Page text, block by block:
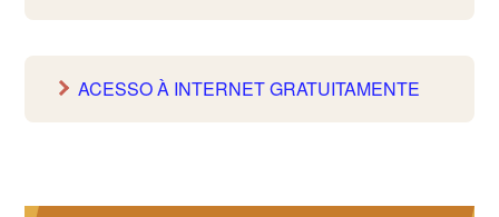
ACESSO À INTERNET GRATUITAMENTE